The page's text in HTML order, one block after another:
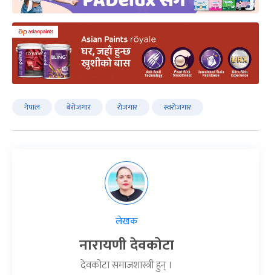
नेपाल बेरोजगार रोजगार स्वरोजगार
लेखक
नारायणी देवकोटा
देवकोटा समाजशास्त्री हुन् ।